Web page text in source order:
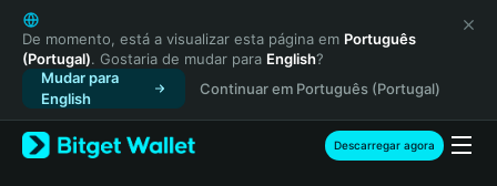
English
日本語
Tiếng Việt
Русский
Español (Latinoamérica)
Türkçe
De momento, está a visualizar esta página em Português
(Portugal). Gostaria de mudar para English?
Mudar para
English
Continuar em Português (Portugal)
Descarregar agora